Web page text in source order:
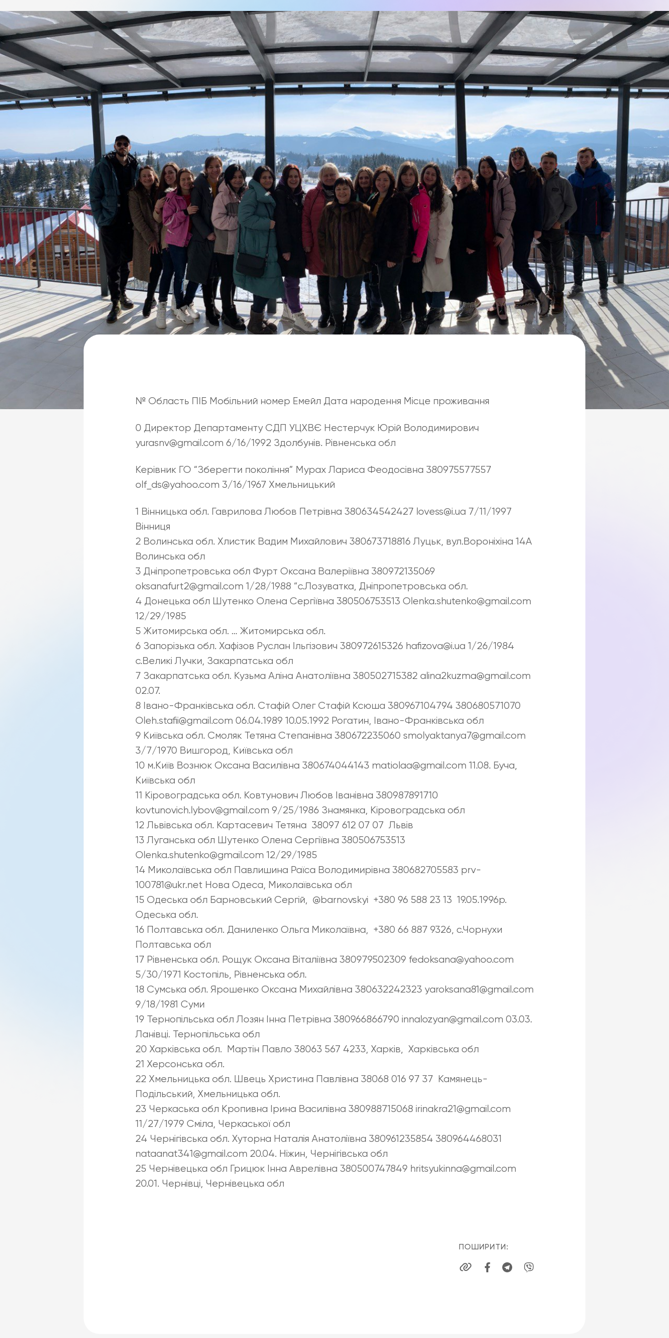
№ Область ПІБ Мобільний номер Емейл Дата народення Місце проживання
0 Директор Департаменту СДП УЦХВЄ Нестерчук Юрій Володимирович
yurasnv@gmail.com 6/16/1992 Здолбунів. Рівненська обл
Керівник ГО “Зберегти покоління” Мурах Лариса Феодосівна 380975577557
olf_ds@yahoo.com 3/16/1967 Хмельницький
1 Вінницька обл. Гаврилова Любов Петрівна 380634542427 lovess@i.ua 7/11/1997
Вінниця
2 Волинська обл. Хлистик Вадим Михайлович 380673718816 Луцьк, вул.Вороніхіна 14А
Волинська обл
3 Дніпропетровська обл Фурт Оксана Валеріївна 380972135069
oksanafurt2@gmail.com 1/28/1988 “с.Лозуватка, Дніпропетровська обл.
4 Донецька обл Шутенко Олена Сергіївна 380506753513 Olenka.shutenko@gmail.com
12/29/1985
5 Житомирська обл. … Житомирська обл.
6 Запорізька обл. Хафізов Руслан Ільгізович 380972615326 hafizova@i.ua 1/26/1984
с.Великі Лучки, Закарпатська обл
7 Закарпатська обл. Кузьма Аліна Анатоліївна 380502715382 alina2kuzma@gmail.com
02.07.
8 Івано-Франківська обл. Стафій Олег Стафій Ксюша 380967104794 380680571070
Oleh.stafii@gmail.com 06.04.1989 10.05.1992 Рогатин, Івано-Франківська обл
9 Київська обл. Смоляк Тетяна Степанівна 380672235060 smolyaktanya7@gmail.com
3/7/1970 Вишгород, Київська обл
10 м.Київ Вознюк Оксана Василівна 380674044143 matiolaa@gmail.com 11.08. Буча,
Київська обл
11 Кіровоградська обл. Ковтунович Любов Іванівна 380987891710
kovtunovich.lybov@gmail.com 9/25/1986 Знамянка, Кіровоградська обл
12 Львівська обл. Картасевич Тетяна 38097 612 07 07 Львів
13 Луганська обл Шутенко Олена Сергіївна 380506753513
Olenka.shutenko@gmail.com 12/29/1985
14 Миколаївська обл Павлишина Раїса Володимирівна 380682705583 prv-
100781@ukr.net Нова Одеса, Миколаївська обл
15 Одеська обл Барновський Сергій, @barnovskyi +380 96 588 23 13 19.05.1996р.
Одеська обл.
16 Полтавська обл. Даниленко Ольга Миколаївна, +380 66 887 9326, с.Чорнухи
Полтавська обл
17 Рівненська обл. Рощук Оксана Віталіївна 380979502309 fedoksana@yahoo.com
5/30/1971 Костопіль, Рівненська обл.
18 Сумська обл. Ярошенко Оксана Михайлівна 380632242323 yaroksana81@gmail.com
9/18/1981 Суми
19 Тернопільська обл Лозян Інна Петрівна 380966866790 innalozyan@gmail.com 03.03.
Ланівці. Тернопільська обл
20 Харківська обл. Мартін Павло 38063 567 4233, Харків, Харківська обл
21 Херсонська обл.
22 Хмельницька обл. Швець Христина Павлівна 38068 016 97 37 Камянець-
Подільський, Хмельницька обл.
23 Черкаська обл Кропивна Ірина Василівна 380988715068 irinakra21@gmail.com
11/27/1979 Сміла, Черкаської обл
24 Чернігівська обл. Хуторна Наталія Анатоліївна 380961235854 380964468031
nataanat341@gmail.com 20.04. Ніжин, Чернігівська обл
25 Чернівецька обл Грицюк Інна Аврелівна 380500747849 hritsyukinna@gmail.com
20.01. Чернівці, Чернівецька обл
ПОШИРИТИ: